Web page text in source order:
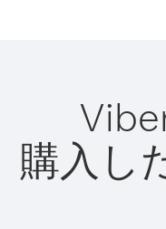
購入し